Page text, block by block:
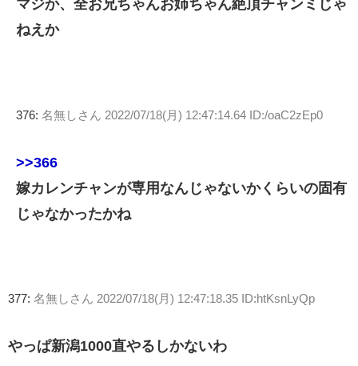
マジか、全お兄ちゃんお姉ちゃん絶頂チャンミじゃ
ねえか
376: 名無しさん 2022/07/18(月) 12:47:14.64 ID:/oaC2zEp0
>>366
嫁カレンチャンが専用なんじゃないかくらいの固有
じゃなかったかね
377: 名無しさん 2022/07/18(月) 12:47:18.35 ID:htKsnLyQp
やっぱ新潟1000直やるしかないわ